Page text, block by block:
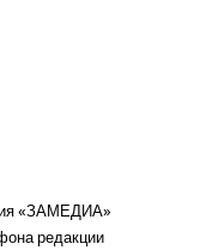
«ЗАМЕДИА»
редакции